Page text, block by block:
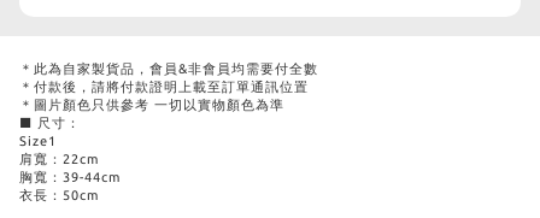
＊此為自家製貨品，會員&非會員均需要付全數
＊付款後，請將付款證明上載至訂單通訊位置
＊圖片顏色只供參考 一切以實物顏色為準
■ 尺寸：
Size1
肩寬：22cm
胸寬：39-44cm
衣長：50cm